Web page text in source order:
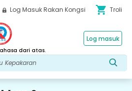
Log Masuk Rakan Kongsi shopping_cart Troli
dari atas.
Log masuk